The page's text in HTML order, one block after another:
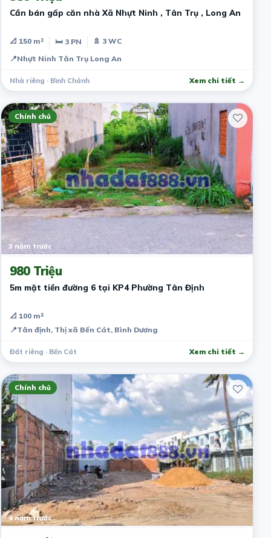
Cần bán gấp căn nhà Xã Nhựt Ninh , Tân Trụ , Long An
📐 150 m² 🛏 3 PN
🚿 3 WC
📍Nhựt Ninh Tân Trụ Long An
Nhà riêng · Bình Chánh Xem chi tiết →
Chính chủ
3 năm trước
980 Triệu
5m mặt tiền đường 6 tại KP4 Phường Tân Định
📐 100 m²
📍Tân định, Thị xã Bến Cát, Bình Dương
Đất riêng · Bến Cát Xem chi tiết →
Chính chủ
4 năm trước